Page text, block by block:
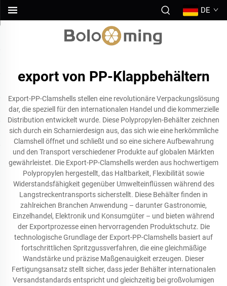
DE
export von PP-Klappbehältern
Export-PP-Clamshells stellen eine revolutionäre Verpackungslösung
dar, die speziell für den internationalen Handel und die kommerzielle
Distribution entwickelt wurde. Diese Polypropylen-Behälter zeichnen
sich durch ein Scharnierdesign aus, das sich wie eine herkömmliche
Clamshell öffnet und schließt und so eine sichere Aufbewahrung
und den Transport verschiedener Produkte auf globalen Märkten
gewährleistet. Die Export-PP-Clamshells werden aus hochwertigem
Polypropylen hergestellt, das Haltbarkeit, Flexibilität sowie
Widerstandsfähigkeit gegenüber Umwelteinflüssen während des
Langstreckentransports sicherstellt. Diese Behälter finden in
zahlreichen Branchen Anwendung – darunter Gastronomie,
Einzelhandel, Elektronik und Konsumgüter – und bieten während
der Exportprozesse einen hervorragenden Produktschutz. Die
technologische Grundlage der Export-PP-Clamshells basiert auf
fortschrittlichen Spritzgussverfahren, die eine gleichmäßige
Wandstärke und präzise Maßgenauigkeit erzeugen. Dieser
Fertigungsansatz stellt sicher, dass jeder Behälter internationalen
Versandstandards entspricht und gleichzeitig bei großvolumigen